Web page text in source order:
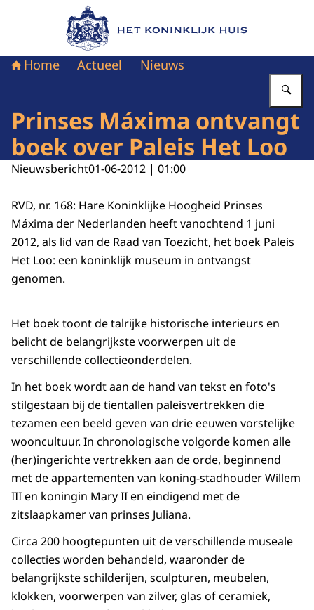
Naar de homepage van Het Koninklijk Huis
Home Actueel Nieuws
Prinses Máxima ontvangt
boek over Paleis Het Loo
Nieuwsbericht01-06-2012 | 01:00
RVD, nr. 168: Hare Koninklijke Hoogheid Prinses
Máxima der Nederlanden heeft vanochtend 1 juni
2012, als lid van de Raad van Toezicht, het boek Paleis
Het Loo: een koninklijk museum in ontvangst
genomen.
Het boek toont de talrijke historische interieurs en
belicht de belangrijkste voorwerpen uit de
verschillende collectieonderdelen.
In het boek wordt aan de hand van tekst en foto's
stilgestaan bij de tientallen paleisvertrekken die
tezamen een beeld geven van drie eeuwen vorstelijke
wooncultuur. In chronologische volgorde komen alle
(her)ingerichte vertrekken aan de orde, beginnend
met de appartementen van koning-stadhouder Willem
III en koningin Mary II en eindigend met de
zitslaapkamer van prinses Juliana.
Circa 200 hoogtepunten uit de verschillende museale
collecties worden behandeld, waaronder de
belangrijkste schilderijen, sculpturen, meubelen,
klokken, voorwerpen van zilver, glas of ceramiek,